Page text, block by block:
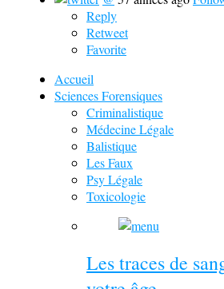
Reply
Retweet
Favorite
Accueil
Sciences Forensiques
Criminalistique
Médecine Légale
Balistique
Les Faux
Psy Légale
Toxicologie
Les traces de